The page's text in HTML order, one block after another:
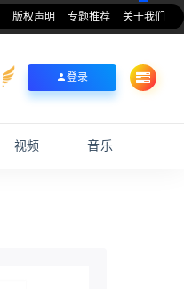
版权声明 专题推荐 关于我们
登录
视频 音乐